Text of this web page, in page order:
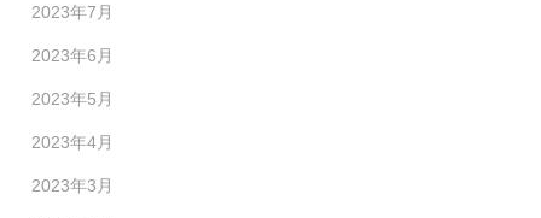
2023年7月
2023年6月
2023年5月
2023年4月
2023年3月